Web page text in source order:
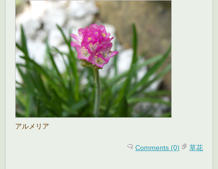
アルメリア
Comments (0) 草花